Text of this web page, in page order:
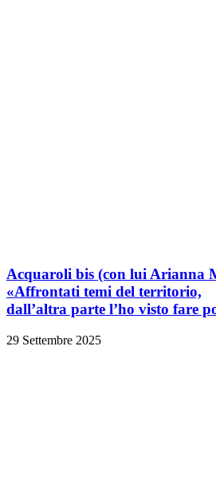
Acquaroli bis (con lui Arianna
«Affrontati temi del territorio,
dall’altra parte l’ho visto fare
29 Settembre 2025